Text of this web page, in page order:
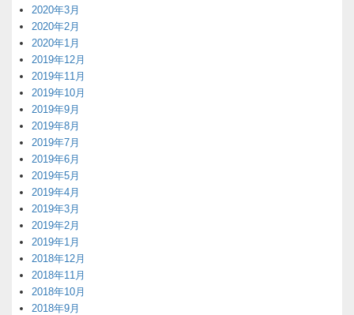
2020年3月
2020年2月
2020年1月
2019年12月
2019年11月
2019年10月
2019年9月
2019年8月
2019年7月
2019年6月
2019年5月
2019年4月
2019年3月
2019年2月
2019年1月
2018年12月
2018年11月
2018年10月
2018年9月